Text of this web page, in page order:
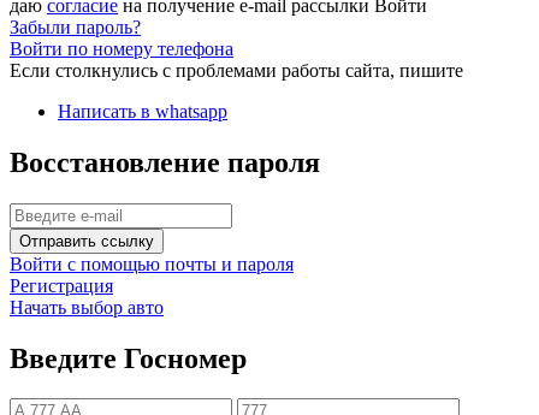
даю согласие на получение e-mail рассылки Войти
Забыли пароль?
Войти по номеру телефона
Если столкнулись с проблемами работы сайта, пишите
Написать в whatsapp
Восстановление пароля
Отправить ссылку
Войти с помощью почты и пароля
Регистрация
Начать выбор авто
Введите Госномер